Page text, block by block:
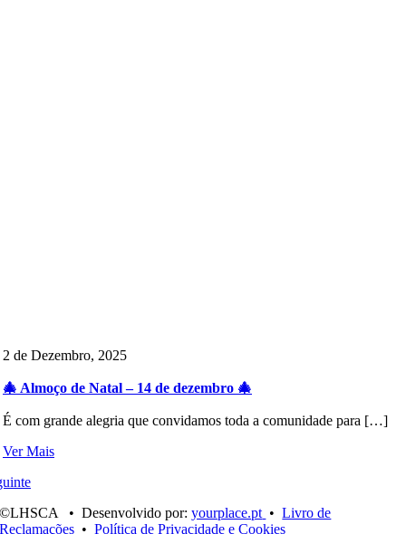
2 de Dezembro, 2025
🎄 Almoço de Natal – 14 de dezembro 🎄
É com grande alegria que convidamos toda a comunidade para […]
Ver Mais
©LHSCA • Desenvolvido por:yourplace.pt •Livro de
Reclamações •Política de Privacidade e Cookies